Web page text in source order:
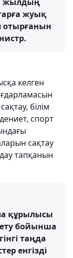
жуық
отырғанын
келген
білім
спорт
сақтау
тапқанын
құрылысы
бойынша
таңда
енгізді